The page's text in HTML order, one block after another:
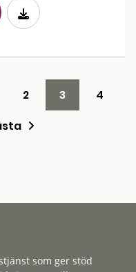
2 3
4
som ger stöd